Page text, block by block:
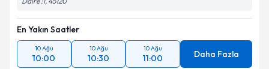
En Yakın Saatler
10 Ağu
10:00
10 Ağu
10:30
10 Ağu
11:00 Daha Fazla